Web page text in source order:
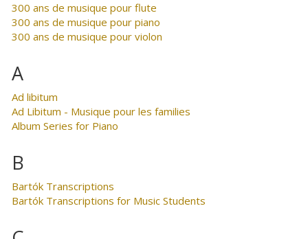
300 ans de musique pour flute
300 ans de musique pour piano
300 ans de musique pour violon
A
Ad libitum
Ad Libitum - Musique pour les families
Album Series for Piano
B
Bartók Transcriptions
Bartók Transcriptions for Music Students